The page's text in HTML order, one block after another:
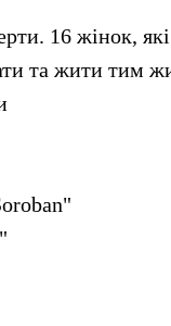
16 жінок,
та жити тим